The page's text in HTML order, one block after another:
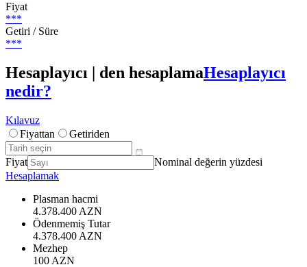
Fiyat
***
Getiri / Süre
***
Hesaplayıcı | den hesaplamaHesaplayıcı
nedir?
Kılavuz
Fiyattan
Getiriden
Fiyat
Nominal değerin yüzdesi
Hesaplamak
Plasman hacmi
4.378.400 AZN
Ödenmemiş Tutar
4.378.400 AZN
Mezhep
100 AZN